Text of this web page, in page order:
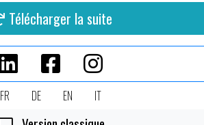
Télécharger la suite
FR DE EN IT